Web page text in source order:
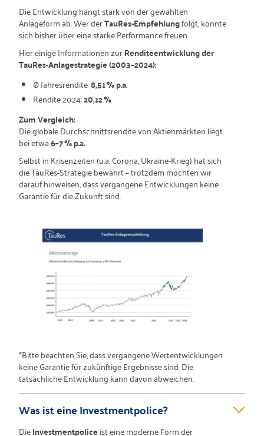
Die Entwicklung hängt stark von der gewählten
Anlageform ab. Wer derTauRes-Empfehlungfolgt, konnte
sich bisher über eine starke Performance freuen.
Hier einige Informationen zurRenditeentwicklung der
TauRes-Anlagestrategie (2003–2024):
Ø Jahresrendite:8,51 % p.a.
Rendite 2024:20,12 %
Zum Vergleich:
Die globale Durchschnittsrendite von Aktienmärkten liegt
bei etwa6–7 % p.a.
Selbst in Krisenzeiten (u.a. Corona, Ukraine-Krieg) hat sich
die TauRes-Strategie bewährt – trotzdem möchten wir
darauf hinweisen, dass vergangene Entwicklungen keine
Garantie für die Zukunft sind.
*Bitte beachten Sie, dass vergangene Wertentwicklungen
keine Garantie für zukünftige Ergebnisse sind. Die
tatsächliche Entwicklung kann davon abweichen.
Was ist eine Investmentpolice?
DieInvestmentpolice ist eine moderne Form der